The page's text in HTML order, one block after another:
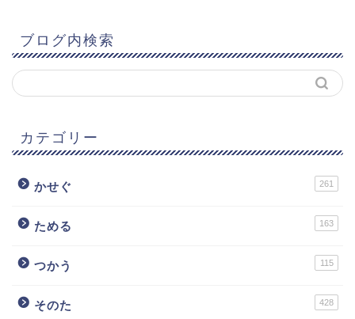
ブログ内検索
カテゴリー
かせぐ 261
ためる 163
つかう 115
そのた 428